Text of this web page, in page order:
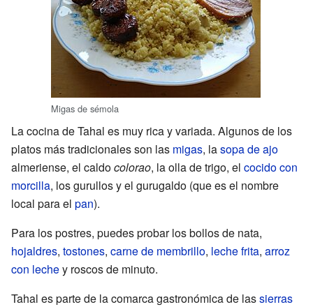
Migas de sémola
La cocina de Tahal es muy rica y variada. Algunos de los
platos más tradicionales son las migas, lasopa de ajo
almeriense, el caldocolorao, la olla de trigo, el cocido con
morcilla, los gurullos y el gurugaldo (que es el nombre
local para el pan).
Para los postres, puedes probar los bollos de nata,
hojaldres, tostones, carne de membrillo, leche frita, arroz
con lechey roscos de minuto.
Tahal es parte de la comarca gastronómica de lassierras